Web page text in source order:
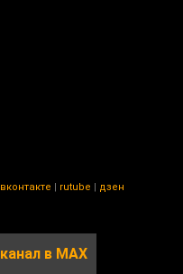
вконтакте | rutube | дзен
канал в MAX